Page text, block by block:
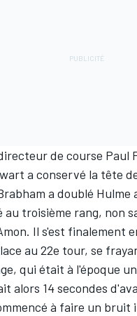
de course Paul
a conservé la tête
a doublé
au troisième rang, non
Il s'est finalement
au 22e tour, se
qui était à l'époque
alors 14 secondes
à faire un bruit